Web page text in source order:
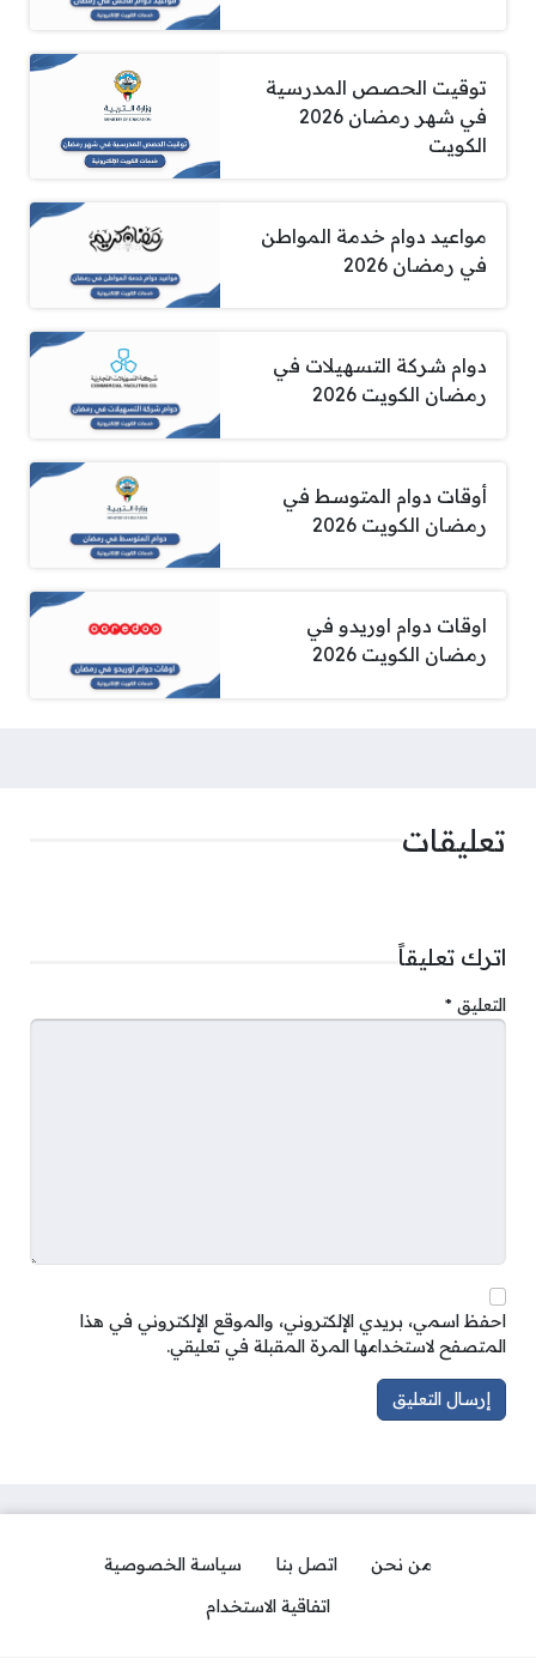
توقيت الحصص المدرسية
في شهر رمضان 2026
الكويت
مواعيد دوام خدمة المواطن
في رمضان 2026
دوام شركة التسهيلات في
رمضان الكويت 2026
أوقات دوام المتوسط في
رمضان الكويت 2026
اوقات دوام اوريدو في
رمضان الكويت 2026
تعليقات
اترك تعليقاً
التعليق *
احفظ اسمي، بريدي الإلكتروني، والموقع الإلكتروني في هذا
المتصفح لاستخدامها المرة المقبلة في تعليقي.
من نحن اتصل بنا
سياسة الخصوصية
اتفاقية الاستخدام